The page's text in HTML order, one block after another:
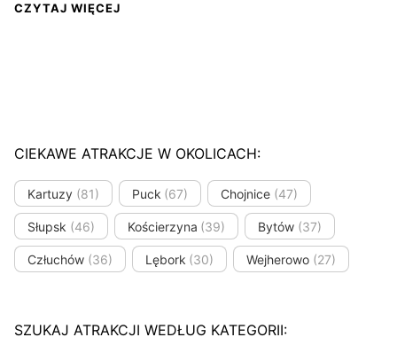
CZYTAJ WIĘCEJ
CIEKAWE ATRAKCJE W OKOLICACH:
Kartuzy (81) Puck (67) Chojnice (47)
Słupsk (46) Kościerzyna (39) Bytów (37)
Człuchów (36) Lębork (30) Wejherowo (27)
SZUKAJ ATRAKCJI WEDŁUG KATEGORII: